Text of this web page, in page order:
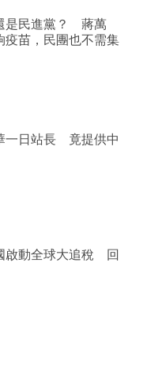
是民進黨？ 蔣萬
疫苗，民團也不需集
一日站長 竟提供中
啟動全球大追稅 回